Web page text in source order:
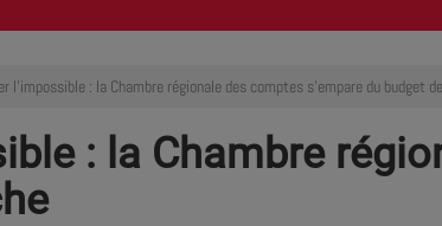
l'impossible : la Chambre régionale des comptes s'empare du budget
: la Chambre